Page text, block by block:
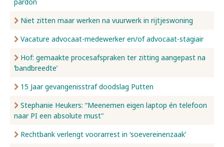
Niet zitten maar werken na vuurwerk in rijtjeswoning
Vacature advocaat-medewerker en/of advocaat-stagiair
Hof: gemaakte procesafspraken ter zitting aangepast na
‘bandbreedte’
15 Jaar gevangenisstraf doodslag Putten
Stephanie Heukers: “Meenemen eigen laptop én telefoon
naar PI een absolute must"
Rechtbank verlengt voorarrest in ‘soevereinenzaak’